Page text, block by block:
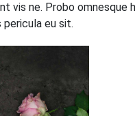
ne. Probo omnesque
eu sit.